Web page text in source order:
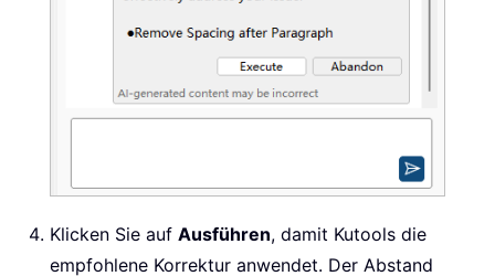
Klicken Sie auf Ausführen, damit Kutools die
empfohlene Korrektur anwendet. Der Abstand